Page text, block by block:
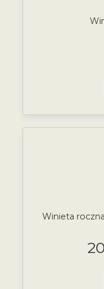
Winieta